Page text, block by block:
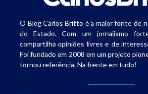
O Blog Carlos Britto é a maior fonte de
do Estado. Com um jornalismo
compartilha opiniões livres e de
Foi fundado em 2008 em um projeto
tornou referência. Na frente em tudo!